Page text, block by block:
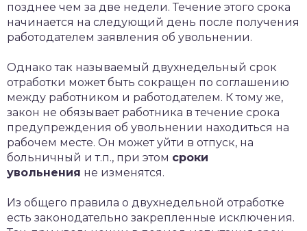
позднее чем за две недели. Течение этого срока
начинается на следующий день после получения
работодателем заявления об увольнении.
Однако так называемый двухнедельный срок
отработки может быть сокращен по соглашению
между работником и работодателем. К тому же,
закон не обязывает работника в течение срока
предупреждения об увольнении находиться на
рабочем месте. Он может уйти в отпуск, на
больничный и т.п., при этом сроки
увольнения не изменятся.
Из общего правила о двухнедельной отработке
есть законодательно закрепленные исключения.